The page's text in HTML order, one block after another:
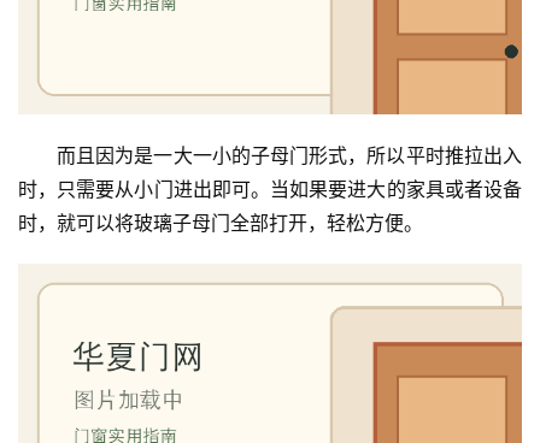
页
户
门
而且因为是一大一小的子母门形式，所以平时推拉出入
时，只需要从小门进出即可。当如果要进大的家具或者设备
时，就可以将玻璃子母门全部打开，轻松方便。